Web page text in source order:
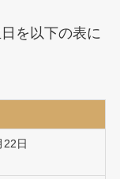
を以下の表に
22日